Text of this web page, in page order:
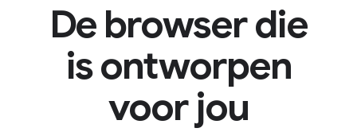
De browser die
is ontworpen
voor jou